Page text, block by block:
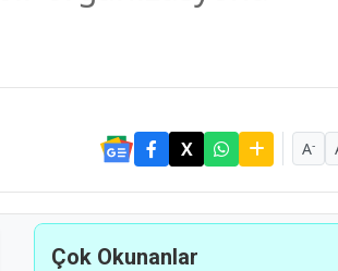
A-
Çok Okunanlar